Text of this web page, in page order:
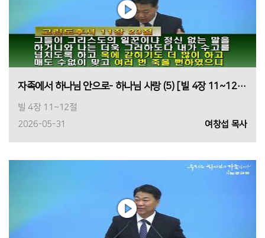
자족에서 하나님 안으로- 하나님 사랑 (5) [빌 4장 11~12절, 여창섭 목사, 2026년 5월 31일 1부]
빌 4장 11~12절
2026-05-31
여창섭 목사